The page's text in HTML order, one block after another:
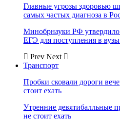
Главные угрозы здоровью
самых частых диагноза в
Минобрнауки РФ
ЕГЭ для поступления в
Prev Next
Транспорт
Пробки сковали дороги
стоит ехать
Утренние девятибалльные
не стоит ехать